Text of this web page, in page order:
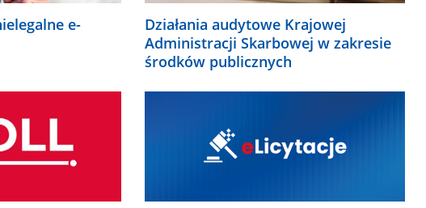
e-
Działania audytowe Krajowej
Administracji Skarbowej w zakresie
środków publicznych